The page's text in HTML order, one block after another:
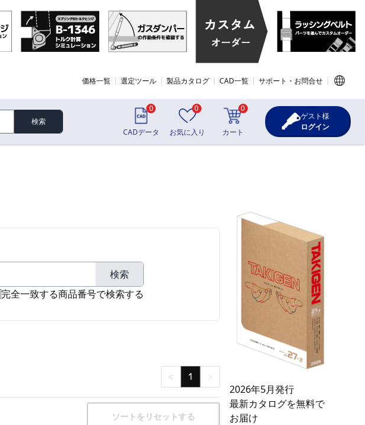
価格一覧 選定ツール 製品カタログ CAD一覧 サポート・お問合せ
検索
0
CADデータ
0
お気に入り
0
カート
ゲスト様
ログイン
検索
完全一致する商品番号で検索する
< 1 >
ソートをリセットする
2026年5月発行
最新カタログを無料で
お届け